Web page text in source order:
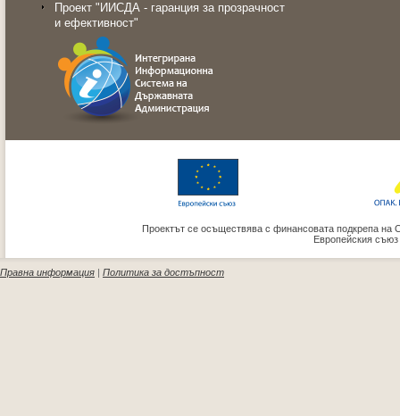
Проект "ИИСДА - гаранция за прозрачност
и ефективност"
Проектът се осъществява с финансовата подкрепа на
Европейския
Правна информация | Политика за достъпност